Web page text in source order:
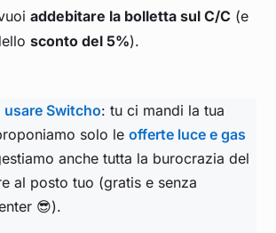
addebitare la bolletta sul C/C (e
sconto del 5%).
usare Switcho: tu ci mandi la tua
solo leofferte luce e gas
anche tutta la burocrazia del
al posto tuo (gratis e senza
😎).